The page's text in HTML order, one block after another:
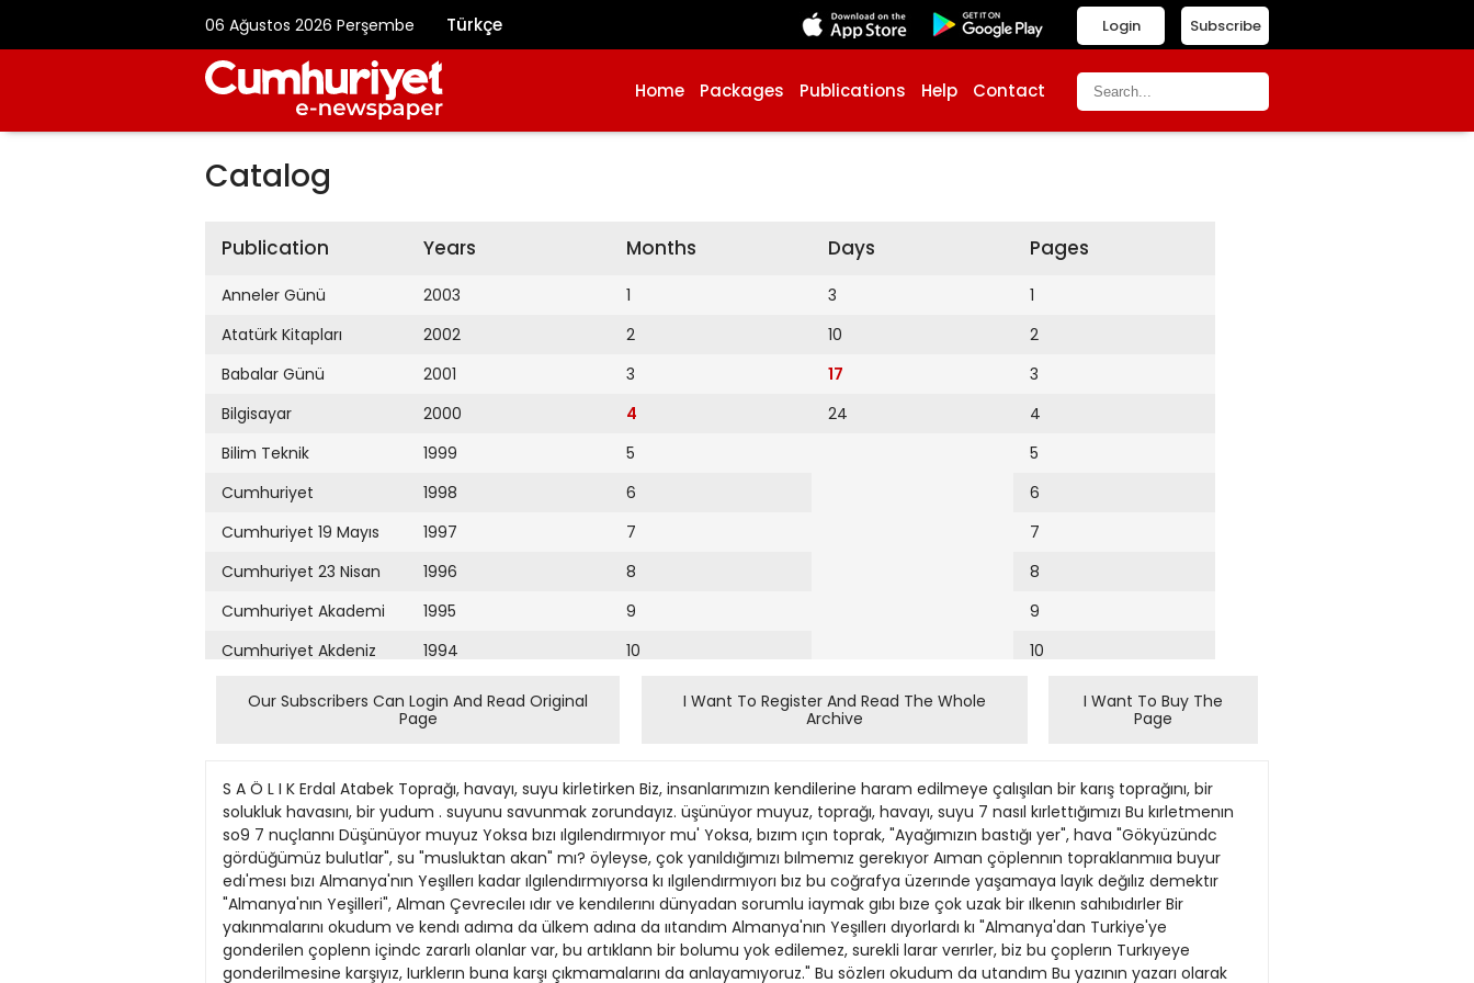
06 Ağustos 2026 Perşembe Türkçe Subscribe
Login
Home Packages Publications Help Contact
Catalog
Publication
Anneler Günü
Atatürk Kitapları
Babalar Günü
Bilgisayar
Bilim Teknik
Cumhuriyet
Cumhuriyet 19 Mayıs
Cumhuriyet 23 Nisan
Cumhuriyet Akademi
Cumhuriyet Akdeniz
Cumhuriyet Alışveriş
Cumhuriyet Ankara
Cumhuriyet Büyük
Taaruz
Cumhuriyet
Cumartesi
Cumhuriyet Çevre
Years
2003
2002
2001
2000
1999
1998
1997
1996
1995
1994
1993
1992
1990
1989
1988
1987
1986
Months
1
2
3
4
5
6
7
8
9
10
Days
3
10
17
24
Pages
1
2
3
4
5
6
7
8
9
10
14
15
16
17
18
Our Subscribers Can Login And Read Original
Page
I Want To Register And Read The Whole
Archive
I Want To Buy The
Page
S A Ö L I K Erdal Atabek Toprağı, havayı, suyu kirletirken Biz, insanlarımızın kendilerine haram edilmeye çalışılan bir karış toprağını, bir
solukluk havasını, bir yudum . suyunu savunmak zorundayız. üşünüyor muyuz, toprağı, havayı, suyu 7 nasıl kırlettığımızı Bu kırletmenın
so9 7 nuçlannı Düşünüyor muyuz Yoksa bızı ılgılendırmıyor mu' Yoksa, bızım ıçın toprak, "Ayağımızın bastığı yer", hava "Gökyüzündc
gördüğümüz bulutlar", su "musluktan akan" mı? öyleyse, çok yanıldığımızı bılmemız gerekıyor Aıman çöplennın topraklanmııa buyur
edı'mesı bızı Almanya'nın Yeşıllerı kadar ılgılendırmıyorsa kı ılgılendırmıyorı bız bu coğrafya üzerınde yaşamaya layık değılız demektır
"Almanya'nın Yeşilleri", Alman Çevrecıleı ıdır ve kendılerını dünyadan sorumlu iaymak gıbı bıze çok uzak bir ılkenın sahıbıdırler Bir
yakınmalarını okudum ve kendı adıma da ülkem adına da ııtandım Almanya'nın Yeşıllerı dıyorlardı kı "Almanya'dan Turkiye'ye
gonderilen çoplenn içindc zararlı olanlar var, bu artıklann bir bolumu yok edilemez, surekli larar verırler, biz bu çoplerın Turkıyeye
gonderilmesine karşıyız, Iurklerın buna karşı çıkmamalarını da anlayamıyoruz." Bu sözlerı okudum da utandım Bu yazının yazarı olarak